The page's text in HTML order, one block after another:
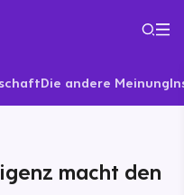
Die andere Meinung
macht den